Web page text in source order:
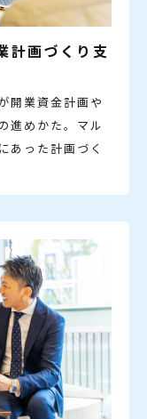
計画づくり支
開業資金計画や
進めかた。マル
あった計画づく